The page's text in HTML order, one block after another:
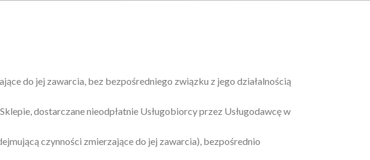
do jej zawarcia, bez bezpośredniego związku z jego działalnością
dostarczane nieodpłatnie Usługobiorcy przez Usługodawcę w
czynności zmierzające do jej zawarcia), bezpośrednio